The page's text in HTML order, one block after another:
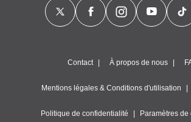
Contact À propos de nous
Mentions légales & Conditions d'utilisation
Politique de confidentialité Paramètres